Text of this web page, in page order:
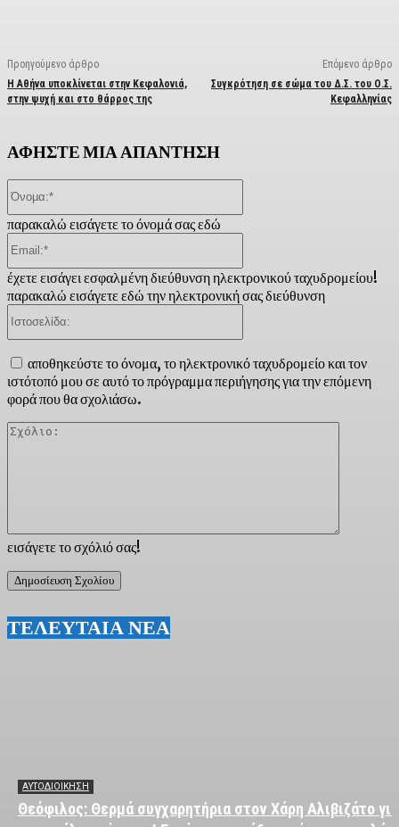
Προηγούμενο άρθρο
Η Αθήνα υποκλίνεται στην Κεφαλονιά,
στην ψυχή και στο θάρρος της
Επόμενο άρθρο
Συγκρότηση σε σώμα του Δ.Σ. του Ο.Σ.
Κεφαλληνίας
ΑΦΗΣΤΕ ΜΙΑ ΑΠΑΝΤΗΣΗ
εισάγετε το σχόλιό σας!
παρακαλώ εισάγετε το όνομά σας εδώ
έχετε εισάγει εσφαλμένη διεύθυνση ηλεκτρονικού ταχυδρομείου!
παρακαλώ εισάγετε εδώ την ηλεκτρονική σας διεύθυνση
αποθηκεύστε το όνομα, το ηλεκτρονικό ταχυδρομείο και τον
ιστότοπό μου σε αυτό το πρόγραμμα περιήγησης για την επόμενη
φορά που θα σχολιάσω.
ΤΕΛΕΥΤΑΙΑ ΝΕΑ
ΑΥΤΟΔΙΟΙΚΗΣΗ
Θεόφιλος: Θερμά συγχαρητήρια στον Χάρη Αλιβιζάτο για